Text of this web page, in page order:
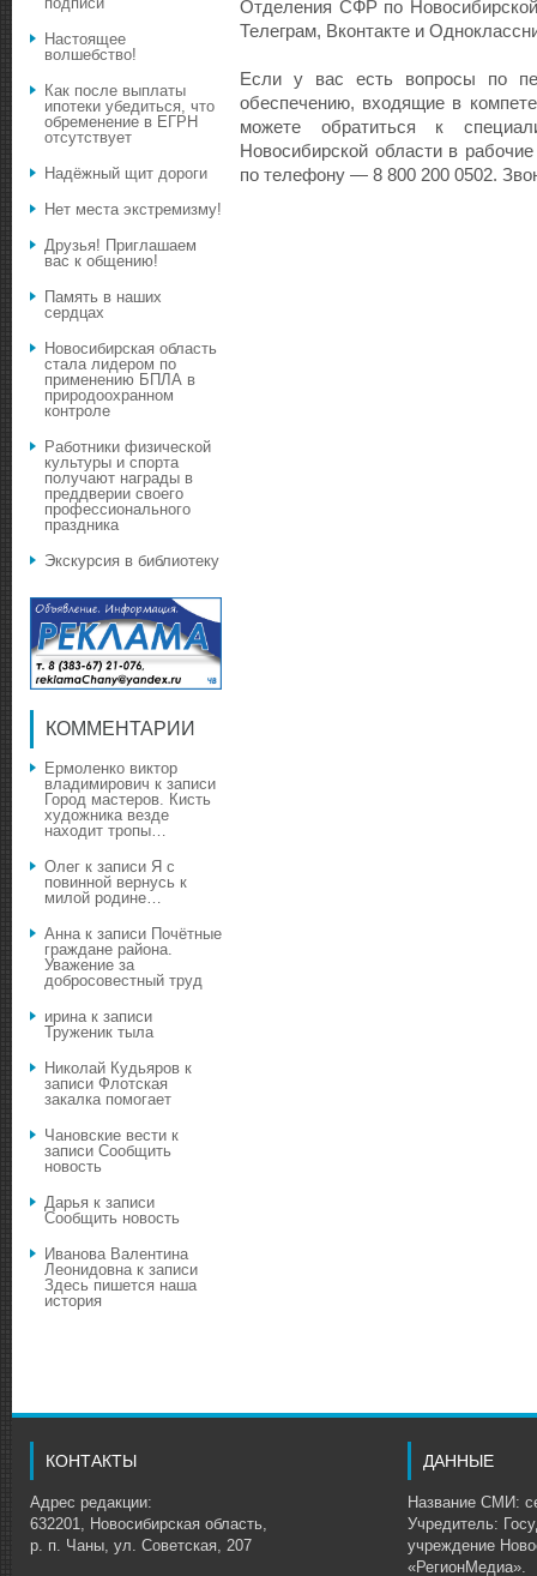
Отделения СФР по
Телеграм, Вконтакте и
Если у вас есть вопросы по
обеспечению, входящие в
можете обратиться к
Новосибирской области в
по телефону — 8 800 200 0502.
Настоящее
волшебство!
Как после выплаты
ипотеки убедиться, что
обременение в ЕГРН
отсутствует
Надёжный щит дороги
Нет места экстремизму!
Друзья! Приглашаем
вас к общению!
Память в наших
сердцах
Новосибирская область
стала лидером по
применению БПЛА в
природоохранном
контроле
Работники физической
культуры и спорта
получают награды в
преддверии своего
профессионального
праздника
Экскурсия в библиотеку
КОММЕНТАРИИ
Ермоленко виктор
владимирович к записи
Город мастеров. Кисть
художника везде
находит тропы…
Олег к записи Я с
повинной вернусь к
милой родине…
Аннак записи Почётные
граждане района.
Уважение за
добросовестный труд
иринак записи
Труженик тыла
Николай Кудьяров к
записи Флотская
закалка помогает
Чановские вести к
записи Сообщить
новость
Дарья к записи
Сообщить новость
Иванова Валентина
Леонидовнак записи
Здесь пишется наша
история
КОНТАКТЫ
Адрес редакции:
632201, Новосибирская область,
р. п. Чаны, ул. Советская, 207
ДАННЫЕ
Название СМИ:
Учредитель:
учреждение
«РегионМедиа».